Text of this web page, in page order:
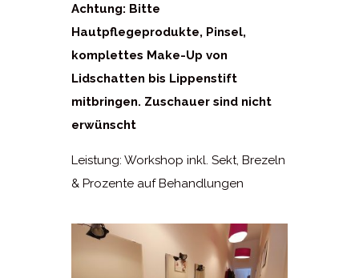
Achtung: Bitte
Hautpflegeprodukte, Pinsel,
komplettes Make-Up von
Lidschatten bis Lippenstift
mitbringen. Zuschauer sind nicht
erwünscht
Leistung: Workshop inkl. Sekt, Brezeln
& Prozente auf Behandlungen